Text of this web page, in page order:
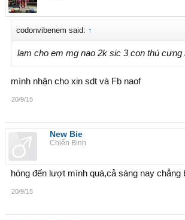
codonvibenem said: ↑
lam cho em mg nao 2k sic 3 con thú cưng
mình nhận cho xin sdt và Fb naof
20/9/15
New Bie
Chiến Binh
hóng đến lượt mình quá,cả sáng nay chẳng
20/9/15